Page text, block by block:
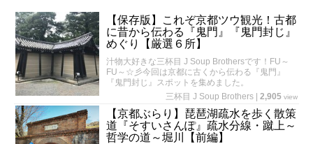
【保存版】これぞ京都ツウ観光！古都
に昔から伝わる『鬼門』『鬼門封じ』
めぐり【厳選６所】
汁物大好きな三杯目 J Soup Brothersです！FU～
FU～☆彡今回は京都に古くから伝わる『鬼門』
『鬼門封じ』スポットを集めました。
三杯目 J Soup Brothers
2,905 view
【京都ぶらり】琵琶湖疏水を歩く散策
道『そすいさんぽ』疏水分線・蹴上～
哲学の道～堀川【前編】